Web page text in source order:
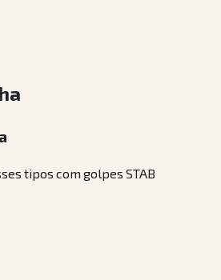
tipos com golpes STAB